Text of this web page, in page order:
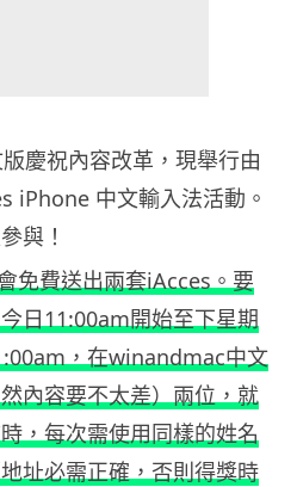
慶祝內容改革，現舉行由
iPhone 中文輸入法活動。
與！
免費送出兩套iAcces。要
日11:00am開始至下星期
，在winandmac中文
內容要不太差）兩位，就
，每次需使用同樣的姓名
址必需正確，否則得獎時